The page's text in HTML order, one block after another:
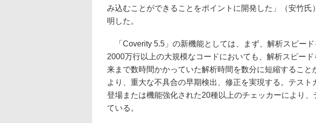
み込むことができることをポイントに開発した」（安竹氏
明した。
「Coverity 5.5」の新機能としては、まず、解析スピード
2000万行以上の大規模なコードにおいても、解析スピー
来まで数時間かかっていた解析時間を数分に短縮すること
より、重大な不具合の早期検出、修正を実現する。テスト
登場または機能強化された20種以上のチェッカーにより
ている。